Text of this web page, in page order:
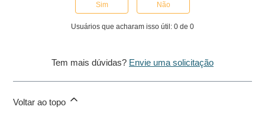
Sim Não
Usuários que acharam isso útil: 0 de 0
Tem mais dúvidas? Envie uma solicitação
Voltar ao topo